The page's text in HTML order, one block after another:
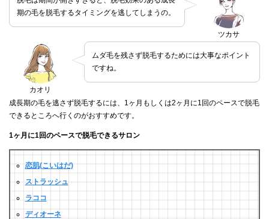
ツカサ
期の毛を脱毛するタイミングを逃してしまうの。
カオリ
ムダ毛を残さず脱毛するためには大事なポイント
ですね。
成長期の毛を逃さず脱毛するには、1ヶ月もしくは2ヶ月に1回のペースで脱毛
できるところへ行くのがおすすめです。
1ヶ月に1回のペースで脱毛できるサロン
恋肌(こいはだ)
ストラッシュ
ラココ
ディオーネ